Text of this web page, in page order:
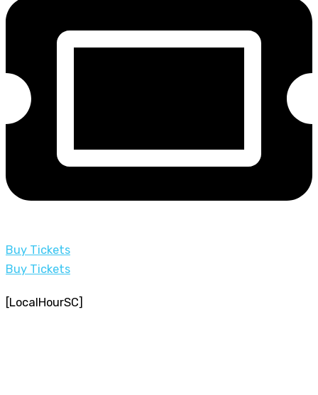
Buy Tickets
Buy Tickets
[LocalHourSC]